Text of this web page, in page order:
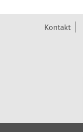
Kontakt